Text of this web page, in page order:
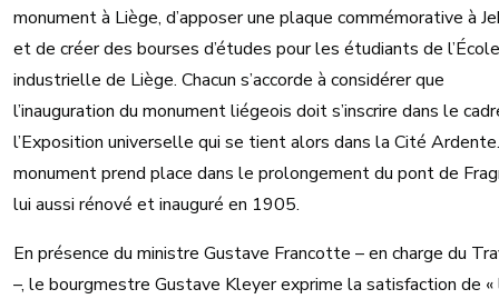
monument à Liège, d’apposer une plaque commémorative à
et de créer des bourses d’études pour les étudiants de l’École
industrielle de Liège. Chacun s’accorde à considérer que
l’inauguration du monument liégeois doit s’inscrire dans le
l’Exposition universelle qui se tient alors dans la Cité
monument prend place dans le prolongement du pont de
lui aussi rénové et inauguré en 1905.
En présence du ministre Gustave Francotte – en charge du
–, le bourgmestre Gustave Kleyer exprime la satisfaction de «